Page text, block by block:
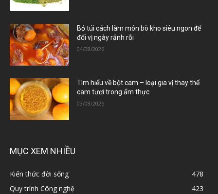
Bỏ túi cách làm món bò kho siêu ngon để
đổi vị ngày rảnh rỗi
04/08/2026
Tìm hiểu về bột cam – loại gia vị thay thế
cam tươi trong ẩm thực
03/08/2026
MỤC XEM NHIỀU
Kiến thức đời sống
478
Quy trình Công nghệ
423